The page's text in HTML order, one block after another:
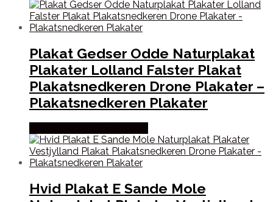
Plakat Gedser Odde Naturplakat
Plakater Lolland Falster Plakat
Plakatsnedkeren Drone Plakater –
Plakatsnedkeren Plakater
Hvid Plakat E Sande Mole